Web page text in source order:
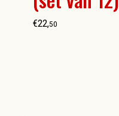
€22,50